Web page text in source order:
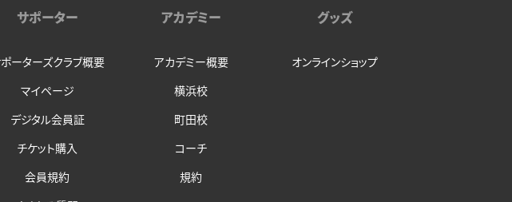
サポーター
ーターズクラブ概要
マイページ
デジタル会員証
チケット購入
会員規約
アカデミー
アカデミー概要
横浜校
町田校
コーチ
規約
グッズ
オンラインショップ